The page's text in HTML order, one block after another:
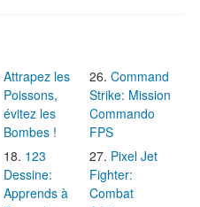
Attrapez les
Poissons,
évitez les
Bombes !
123
Dessine:
Apprends à
Command
Strike: Mission
Commando
FPS
Pixel Jet
Fighter:
Combat